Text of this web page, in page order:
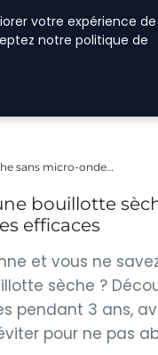
sans micro-onde…
bouillotte
efficaces
et vous ne
sèche ?
pendant 3 ans,
pour ne pas
votre expérience de
notre politique de